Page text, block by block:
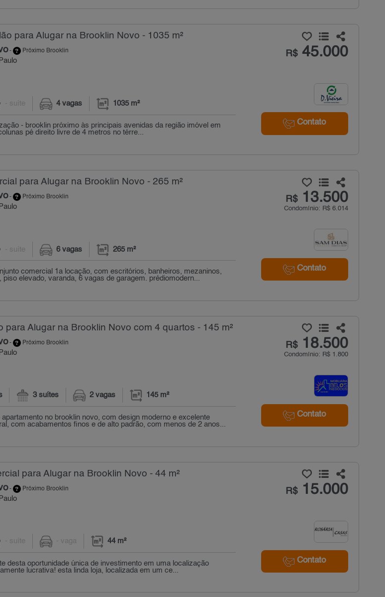
para Alugar na Brooklin Novo - 1035 m²
- Próximo Brooklin R$45.000
Contato
- suíte 4 vagas 1035 m²
- brooklin próximo às principais avenidas da região imóvel em
pé direito livre de 4 metros no térre...
para Alugar na Brooklin Novo - 265 m²
- Próximo Brooklin R$13.500
Condomínio: R$ 6.014
Contato
- suíte 6 vagas 265 m²
comercial 1a locação, com escritórios, banheiros, mezaninos,
piso elevado, varanda, 6 vagas de garagem. prédiomodern...
para Alugar na Brooklin Novo com 4 quartos - 145 m²
- Próximo Brooklin R$18.500
Condomínio: R$ 1.800
Contato
3 suítes 2 vagas 145 m²
no brooklin novo, com design moderno e excelente
com acabamentos finos e de alto padrão, com menos de 2 anos...
para Alugar na Brooklin Novo - 44 m²
- Próximo Brooklin R$15.000
Contato
- suíte - vaga 44 m²
desta oportunidade única de investimento em uma localização
lucrativa! esta linda loja, localizada em um ce...